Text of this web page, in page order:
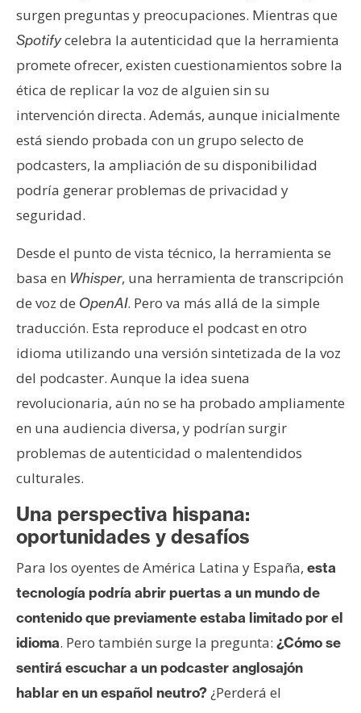
surgen preguntas y preocupaciones. Mientras que
Spotifycelebra la autenticidad que la herramienta
promete ofrecer, existen cuestionamientos sobre la
ética de replicar la voz de alguien sin su
intervención directa. Además, aunque inicialmente
está siendo probada con un grupo selecto de
podcasters, la ampliación de su disponibilidad
podría generar problemas de privacidad y
seguridad.
Desde el punto de vista técnico, la herramienta se
basa en Whisper, una herramienta de transcripción
de voz de OpenAI. Pero va más allá de la simple
traducción. Esta reproduce el podcast en otro
idioma utilizando una versión sintetizada de la voz
del podcaster. Aunque la idea suena
revolucionaria, aún no se ha probado ampliamente
en una audiencia diversa, y podrían surgir
problemas de autenticidad o malentendidos
culturales.
Una perspectiva hispana:
oportunidades y desafíos
Para los oyentes de América Latina y España, esta
tecnología podría abrir puertas a un mundo de
contenido que previamente estaba limitado por el
idioma. Pero también surge la pregunta: ¿Cómo se
sentirá escuchar a un podcaster anglosajón
hablar en un español neutro?¿Perderá el